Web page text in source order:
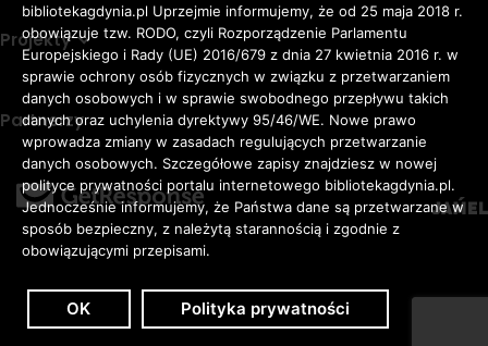
Zaloguj Dostępność
Rozmiar
czcionki
Adomyślna czcionka
Awiększa czcionka
Aduża czcionka
KONTRAST:
ZWIĘKSZ
ODSTĘPY
W
Projekty
Partnerzy
bibliotekagdynia.pl Uprzejmie informujemy, że od 25 maja 2018 r.
obowiązuje tzw. RODO, czyli Rozporządzenie Parlamentu
Europejskiego i Rady (UE) 2016/679 z dnia 27 kwietnia 2016 r. w
sprawie ochrony osób fizycznych w związku z przetwarzaniem
danych osobowych i w sprawie swobodnego przepływu takich
danych oraz uchylenia dyrektywy 95/46/WE. Nowe prawo
wprowadza zmiany w zasadach regulujących przetwarzanie
danych osobowych. Szczegółowe zapisy znajdziesz w nowej
polityce prywatności portalu internetowego bibliotekagdynia.pl.
Jednocześnie informujemy, że Państwa dane są przetwarzane w
sposób bezpieczny, z należytą starannością i zgodnie z
obowiązującymi przepisami.
OK Polityka prywatności